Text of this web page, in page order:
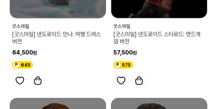
굿스마일
[굿스마일] 넨도로이드 안나: 여행 드레스
버전
64,500
645
굿스마일
[굿스마일] 넨도로이드 스타로드: 엔드게
임 버전
57,500
575